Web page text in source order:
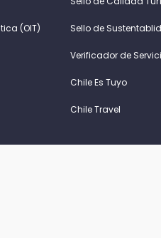
(OIT) Sello de
Verificador de
Chile Es Tuyo
Chile Travel